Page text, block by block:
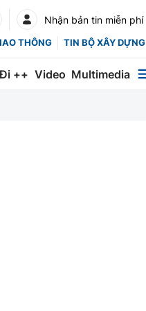
Nhận bản tin miễn phí
THÔNG TIN BỘ XÂY DỰNG
Đi ++ Video Multimedia